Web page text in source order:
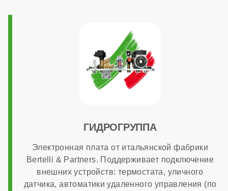
Возможность подключения комнатного термостата
есть
Дымоходная система в комплекте
ГИДРОГРУППА
Электронная плата от итальянской фабрики
Bertelli & Partners. Поддерживает подключение
внешних устройств: термостата, уличного
датчика, автоматики удаленного управления (по